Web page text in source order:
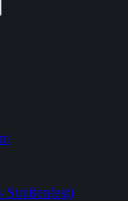
Straßenfest)